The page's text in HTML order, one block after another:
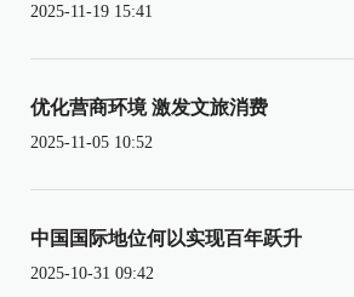
2025-11-19 15:41
优化营商环境 激发文旅消费
2025-11-05 10:52
中国国际地位何以实现百年跃升
2025-10-31 09:42